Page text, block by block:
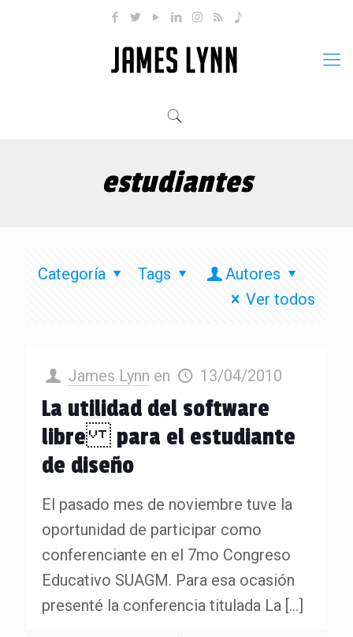
estudiantes
Categoría Tags
Autores
Ver todos
James Lynn en 13/04/2010
La utilidad del software
libre para el estudiante
de diseño
El pasado mes de noviembre tuve la
oportunidad de participar como
conferenciante en el 7mo Congreso
Educativo SUAGM. Para esa ocasión
presenté la conferencia titulada La […]